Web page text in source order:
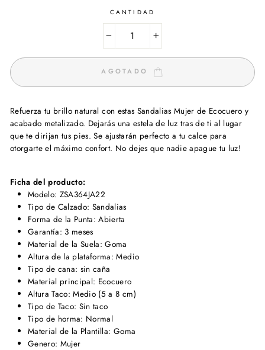
CANTIDAD
AGOTADO
Refuerza tu brillo natural con estas Sandalias Mujer de Ecocuero y
acabado metalizado. Dejarás una estela de luz tras de ti al lugar
que te dirijan tus pies. Se ajustarán perfecto a tu calce para
otorgarte el máximo confort. No dejes que nadie apague tu luz!
Ficha del producto:
Modelo: ZSA364JA22
Tipo de Calzado: Sandalias
Forma de la Punta: Abierta
Garantía: 3 meses
Material de la Suela: Goma
Altura de la plataforma: Medio
Tipo de cana: sin caña
Material principal: Ecocuero
Altura Taco: Medio (5 a 8 cm)
Tipo de Taco: Sin taco
Tipo de horma: Normal
Material de la Plantilla: Goma
Genero: Mujer